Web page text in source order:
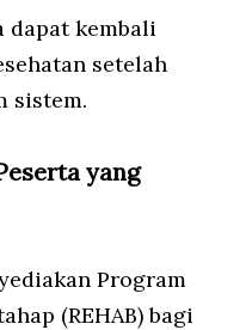
dapat kembali
setelah
sistem.
yang
Program
(REHAB) bagi